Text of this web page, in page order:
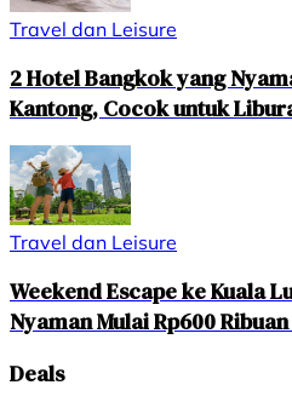
Travel dan Leisure
2 Hotel Bangkok yang
Kantong, Cocok untuk
Travel dan Leisure
Weekend Escape ke Kuala
Nyaman Mulai Rp600
Deals